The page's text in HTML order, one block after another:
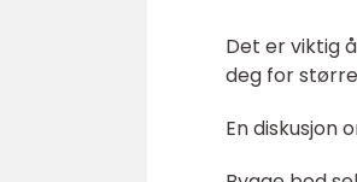
Det er viktig
deg for
En diskusjon